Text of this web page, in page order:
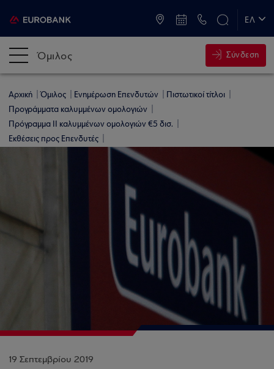
ΕΛ
Όμιλος Σύνδεση
Αρχική Όμιλος Ενημέρωση Επενδυτών
Πιστωτικοί τίτλοι
Προγράμματα καλυμμένων ομολογιών
Πρόγραμμα ΙΙ καλυμμένων ομολογιών €5 δισ.
Εκθέσεις προς Επενδυτές
19 Σεπτεμβρίου 2019